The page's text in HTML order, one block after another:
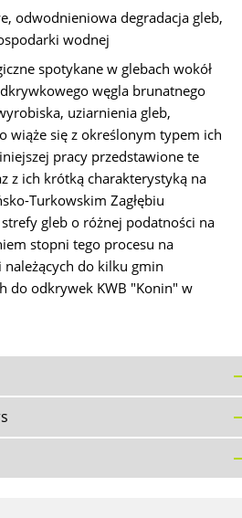
odwodnieniowa degradacja gleb,
wodnej
spotykane w glebach wokół
węgla brunatnego
uziarnienia gleb,
wiąże się z określonym typem ich
pracy przedstawione te
z ich krótką charakterystyką na
Turkowskim Zagłębiu
gleb o różnej podatności na
stopni tego procesu na
należących do kilku gmin
do odkrywek KWB "Konin" w